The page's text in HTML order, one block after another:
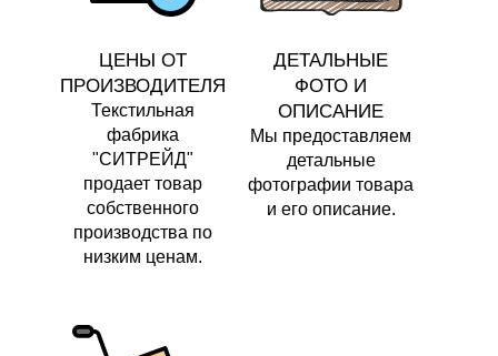
ЦЕНЫ ОТ
ПРОИЗВОДИТЕЛЯ
Текстильная
фабрика
"СИТРЕЙД"
продает товар
собственного
производства по
низким ценам.
ДЕТАЛЬНЫЕ
ФОТО И
ОПИСАНИЕ
Мы предоставляем
детальные
фотографии товара
и его описание.